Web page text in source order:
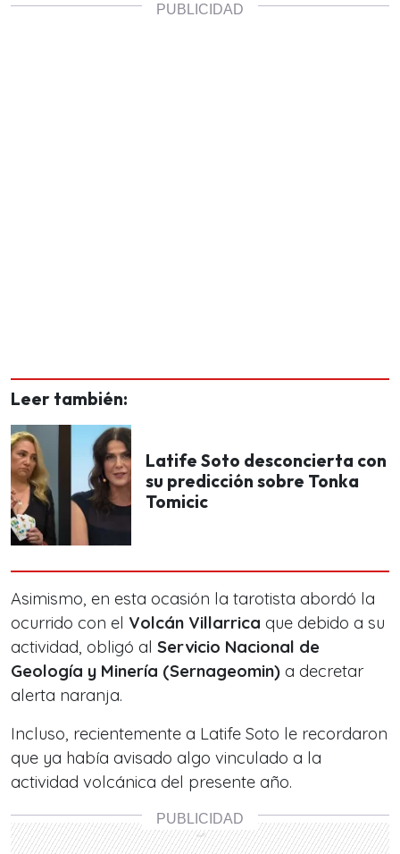
Leer también:
Latife Soto desconcierta con
su predicción sobre Tonka
Tomicic
Asimismo, en esta ocasión la tarotista abordó la
ocurrido con el Volcán Villarrica que debido a su
actividad, obligó al Servicio Nacional de
Geología y Minería (Sernageomin) a decretar
alerta naranja.
Incluso, recientemente a Latife Soto le recordaron
que ya había avisado algo vinculado a la
actividad volcánica del presente año.